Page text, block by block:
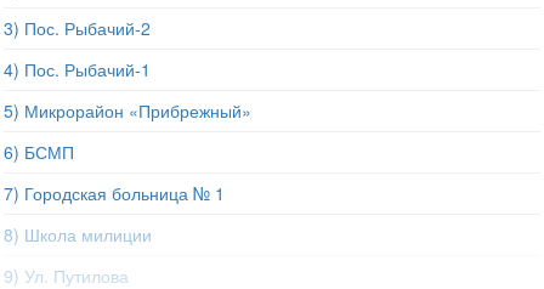
3) Пос. Рыбачий-2
4) Пос. Рыбачий-1
5) Микрорайон «Прибрежный»
6) БСМП
7) Городская больница № 1
8) Школа милиции
9) Ул. Путилова